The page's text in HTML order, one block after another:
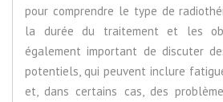
pour comprendre le type de
la durée du traitement et les
également important de discuter
potentiels, qui peuvent inclure
et, dans certains cas, des